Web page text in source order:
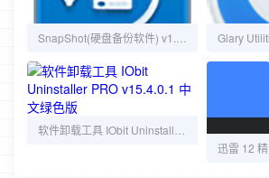
SnapShot(硬盘备份软件) v1.51.0.1759 汉化绿色版 —— 德国 Tom Ehlert 匠心打造，热备份压卷·增量快照·异机无缝迁移，3M 无痕随身行！
软件卸载工具 IObit Uninstaller PRO v15.4.0.1 中文绿色版